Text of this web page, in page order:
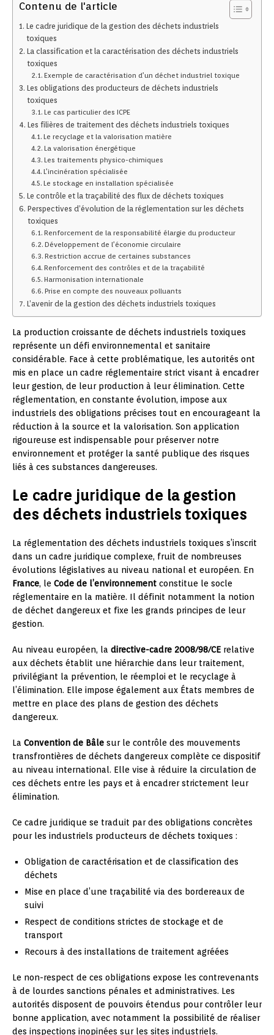
Contenu de l'article
Le cadre juridique de la gestion des déchets industriels
toxiques
La classification et la caractérisation des déchets industriels
toxiques
Exemple de caractérisation d’un déchet industriel toxique
Les obligations des producteurs de déchets industriels
toxiques
Le cas particulier des ICPE
Les filières de traitement des déchets industriels toxiques
Le recyclage et la valorisation matière
La valorisation énergétique
Les traitements physico-chimiques
L’incinération spécialisée
Le stockage en installation spécialisée
Le contrôle et la traçabilité des flux de déchets toxiques
Perspectives d’évolution de la réglementation sur les déchets
toxiques
Renforcement de la responsabilité élargie du producteur
Développement de l’économie circulaire
Restriction accrue de certaines substances
Renforcement des contrôles et de la traçabilité
Harmonisation internationale
Prise en compte des nouveaux polluants
L’avenir de la gestion des déchets industriels toxiques
La production croissante de déchets industriels toxiques
représente un défi environnemental et sanitaire
considérable. Face à cette problématique, les autorités ont
mis en place un cadre réglementaire strict visant à encadrer
leur gestion, de leur production à leur élimination. Cette
réglementation, en constante évolution, impose aux
industriels des obligations précises tout en encourageant la
réduction à la source et la valorisation. Son application
rigoureuse est indispensable pour préserver notre
environnement et protéger la santé publique des risques
liés à ces substances dangereuses.
Le cadre juridique de la gestion
des déchets industriels toxiques
La réglementation des déchets industriels toxiques s’inscrit
dans un cadre juridique complexe, fruit de nombreuses
évolutions législatives au niveau national et européen. En
France, le Code de l’environnement constitue le socle
réglementaire en la matière. Il définit notamment la notion
de déchet dangereux et fixe les grands principes de leur
gestion.
Au niveau européen, la directive-cadre 2008/98/CE relative
aux déchets établit une hiérarchie dans leur traitement,
privilégiant la prévention, le réemploi et le recyclage à
l’élimination. Elle impose également aux États membres de
mettre en place des plans de gestion des déchets
dangereux.
La Convention de Bâle sur le contrôle des mouvements
transfrontières de déchets dangereux complète ce dispositif
au niveau international. Elle vise à réduire la circulation de
ces déchets entre les pays et à encadrer strictement leur
élimination.
Ce cadre juridique se traduit par des obligations concrètes
pour les industriels producteurs de déchets toxiques :
Obligation de caractérisation et de classification des
déchets
Mise en place d’une traçabilité via des bordereaux de
suivi
Respect de conditions strictes de stockage et de
transport
Recours à des installations de traitement agréées
Le non-respect de ces obligations expose les contrevenants
à de lourdes sanctions pénales et administratives. Les
autorités disposent de pouvoirs étendus pour contrôler leur
bonne application, avec notamment la possibilité de réaliser
des inspections inopinées sur les sites industriels.